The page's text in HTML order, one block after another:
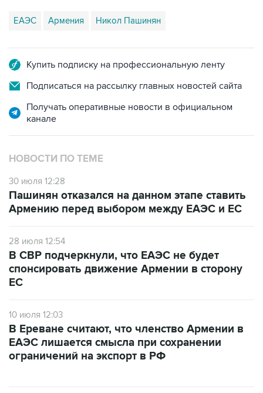
ЕАЭС Армения Никол Пашинян
Купить подписку на профессиональную ленту
Подписаться на рассылку главных новостей сайта
Получать оперативные новости в официальном
канале
НОВОСТИ ПО ТЕМЕ
30 июля 12:28
Пашинян отказался на данном этапе ставить
Армению перед выбором между ЕАЭС и ЕС
28 июля 12:54
В СВР подчеркнули, что ЕАЭС не будет
спонсировать движение Армении в сторону
ЕС
10 июля 12:03
В Ереване считают, что членство Армении в
ЕАЭС лишается смысла при сохранении
ограничений на экспорт в РФ